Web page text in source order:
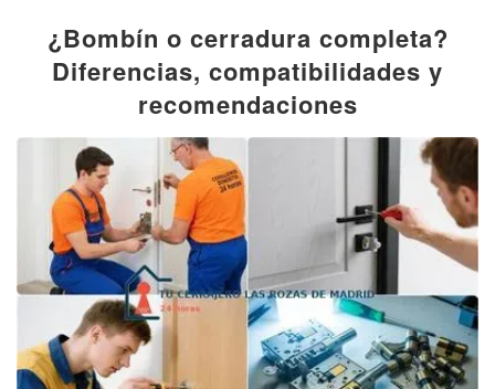
¿Bombín o cerradura completa?
Diferencias, compatibilidades y
recomendaciones